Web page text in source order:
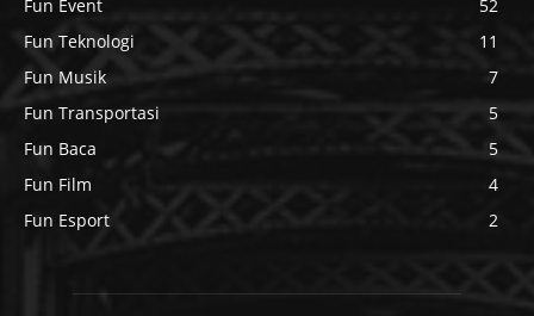
Fun Event
52
Fun Teknologi
11
Fun Musik
7
Fun Transportasi
5
Fun Baca
5
Fun Film
4
Fun Esport
2